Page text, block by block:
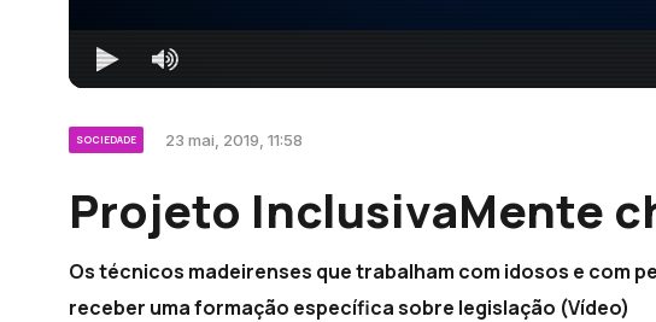
SOCIEDADE 23 mai, 2019, 11:58
Projeto InclusivaMente
Os técnicos madeirenses que trabalham com idosos e com
receber uma formação específica sobre legislação (Vídeo)